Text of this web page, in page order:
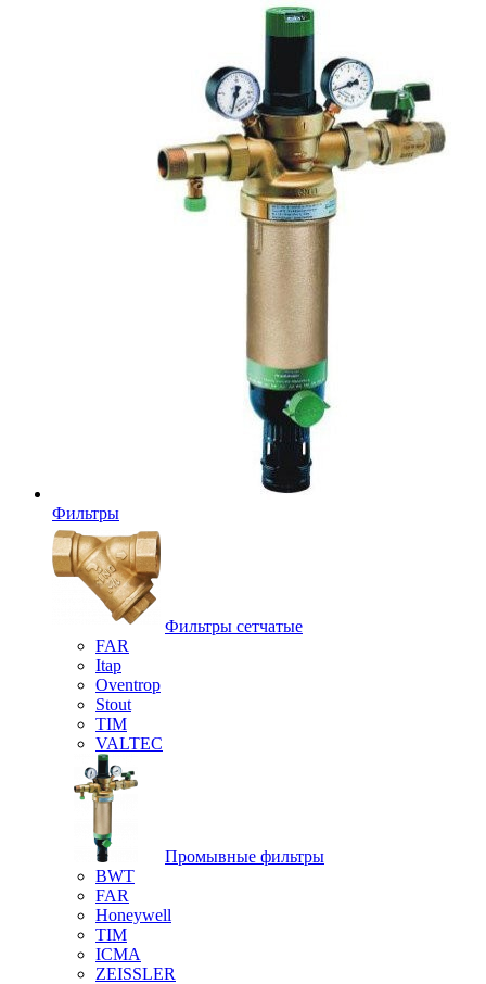
Фильтры
Фильтры сетчатые
FAR
Itap
Oventrop
Stout
TIM
VALTEC
Промывные фильтры
BWT
FAR
Honeywell
TIM
ICMA
ZEISSLER